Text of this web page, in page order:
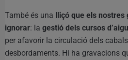
També és una lliçó que els nostres
ignorar: la gestió dels cursos
per afavorir la circulació dels
desbordaments. Hi ha gravacions